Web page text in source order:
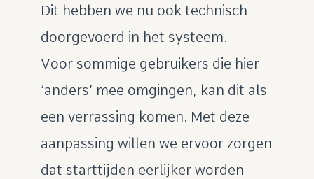
Dit hebben we nu ook technisch
doorgevoerd in het systeem.
Voor sommige gebruikers die hier
‘anders’ mee omgingen, kan dit als
een verrassing komen. Met deze
aanpassing willen we ervoor zorgen
dat starttijden eerlijker worden